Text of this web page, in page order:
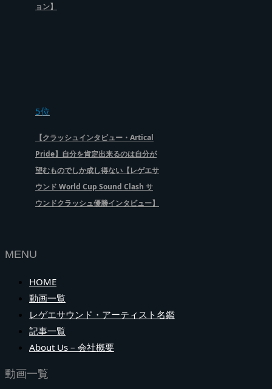
ョン】
5位
【クラッシュインタビュー・Artical
Pride】自分を肯定出来るのは自分が
望むものでしか成し得ない【レゲエサ
ウンド World Cup Sound Clash サ
ウンドクラッシュ優勝インタビュー】
MENU
HOME
動画一覧
レゲエサウンド・アーティスト名鑑
記事一覧
About Us – 会社概要
動画一覧